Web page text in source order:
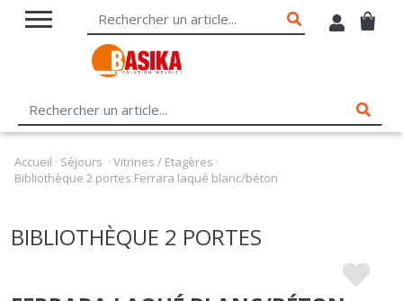
Accueil·Séjours·Vitrines / Etagères·
Bibliothèque 2 portes Ferrara laqué blanc/béton
FERRARA LAQUÉ BLANC/BÉTON